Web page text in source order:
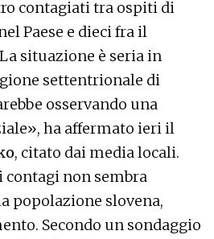
contagiati tra ospiti di
Paese e dieci fra il
situazione è seria in
settentrionale di
osservando una
ha affermato ieri il
, citato dai media locali.
contagi non sembra
popolazione slovena,
Secondo un sondaggio